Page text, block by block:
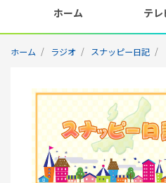
ホーム テレ
ホーム ラジオ スナッピー日記